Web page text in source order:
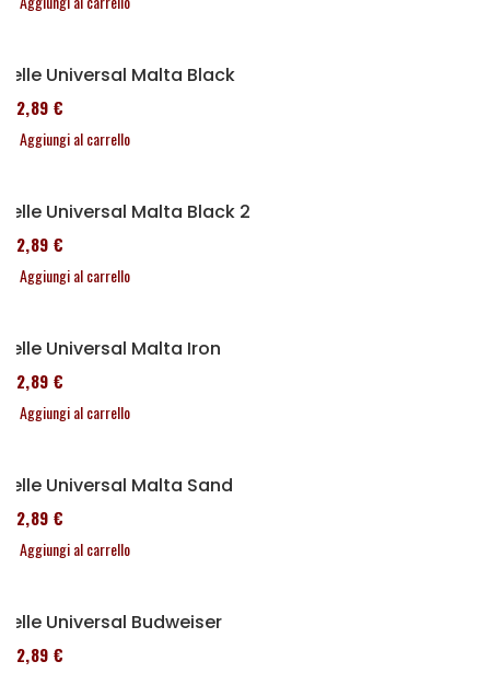
Selle Universal Malta Black
152,89 €
Aggiungi al carrello
Selle Universal Malta Black 2
152,89 €
Aggiungi al carrello
Selle Universal Malta Iron
152,89 €
Aggiungi al carrello
Selle Universal Malta Sand
152,89 €
Aggiungi al carrello
Selle Universal Budweiser
152,89 €